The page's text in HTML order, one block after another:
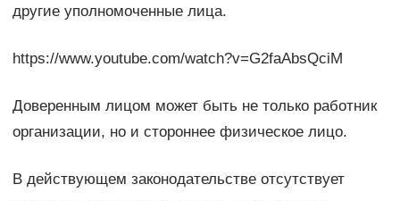
другие уполномоченные лица.
https://www.youtube.com/watch?v=G2faAbsQciM
Доверенным лицом может быть не только работник
организации, но и стороннее физическое лицо.
В действующем законодательстве отсутствует